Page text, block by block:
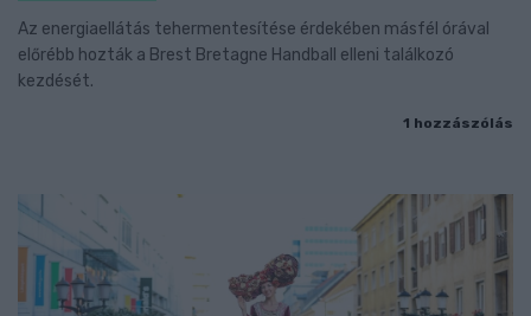
Az energiaellátás tehermentesítése érdekében másfél órával
előrébb hozták a Brest Bretagne Handball elleni találkozó
kezdését.
1 hozzászólás